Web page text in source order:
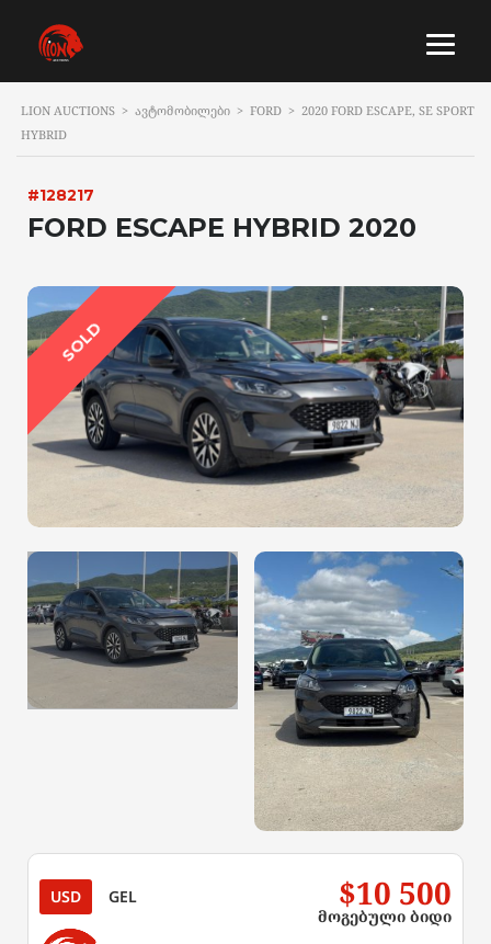
LION AUCTIONS > ᲐᲕᲢᲝᲛᲝᲑᲘᲚᲔᲑᲘ > FORD > 2020 FORD ESCAPE, SE SPORT
HYBRID
#128217
FORD ESCAPE HYBRID 2020
SOLD
USD GEL $10 500
მოგებული ბიდი